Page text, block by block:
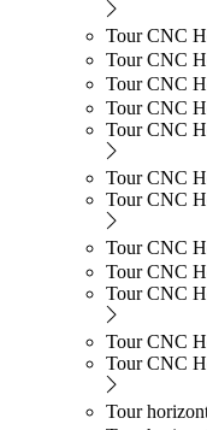
Tour CNC
Tour CNC
Tour CNC
Tour CNC
Tour CNC
Tour CNC
Tour CNC
Tour CNC
Tour CNC
Tour CNC
Tour CNC
Tour CNC
Tour